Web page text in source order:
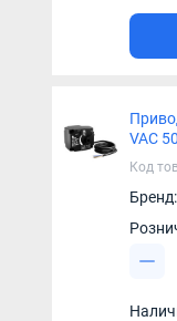
VAC
Код
Бренд: